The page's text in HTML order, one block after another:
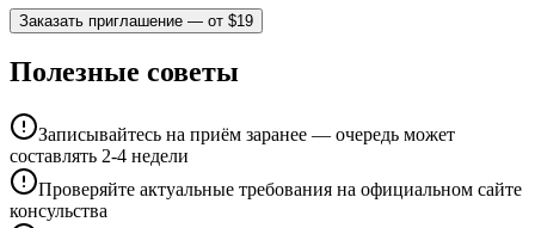
Заказать приглашение — от $19
Полезные советы
Записывайтесь на приём заранее — очередь может
составлять 2-4 недели
Проверяйте актуальные требования на официальном сайте
консульства